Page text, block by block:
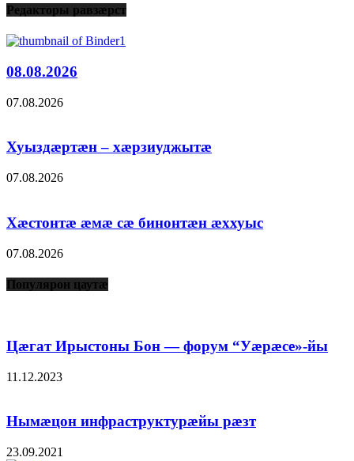
Редакторы равзæрст
08.08.2026
07.08.2026
Хуыздæртæн – хæрзиуджытæ
07.08.2026
Хæстонтæ æмæ сæ бинонтæн æххуыс
07.08.2026
Популярон цаутæ
Цæгат Ирыстоны Бон — форум “Уæрæсе»-йы
11.12.2023
Нымæцон инфраструктурæйы рæзт
23.09.2021